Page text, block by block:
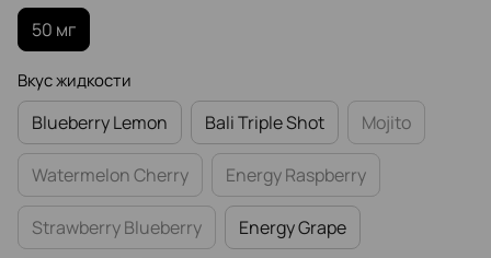
50 мг
Вкус жидкости
Blueberry Lemon Bali Triple Shot Mojito
Watermelon Cherry Energy Raspberry
Strawberry Blueberry Energy Grape